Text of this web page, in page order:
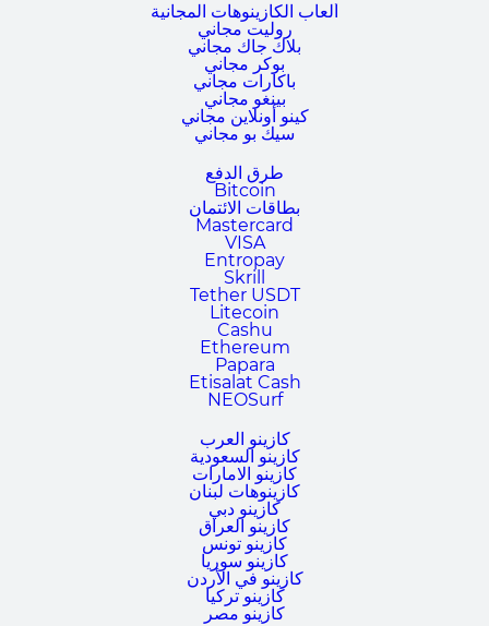
ألعاب الكازينوهات المجانية
روليت مجاني
بلاك جاك مجاني
بوكر مجاني
باكارات مجاني
بينغو مجاني
كينو أونلاين مجاني
سيك بو مجاني
طرق الدفع
Bitcoin
بطاقات الائتمان
Mastercard
VISA
Entropay
Skrill
Tether USDT
Litecoin
Cashu
Ethereum
Papara
Etisalat Cash
NEOSurf
كازينو العرب
كازينو السعودية
كازينو الامارات
كازينوهات لبنان
كازينو دبي
كازينو العراق
كازينو تونس
كازينو سوريا
كازينو في الأردن
كازينو تركيا
كازينو مصر